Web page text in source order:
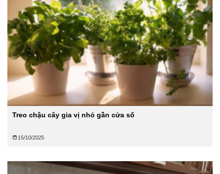
Treo chậu cây gia vị nhỏ gần cửa sổ
15/10/2025